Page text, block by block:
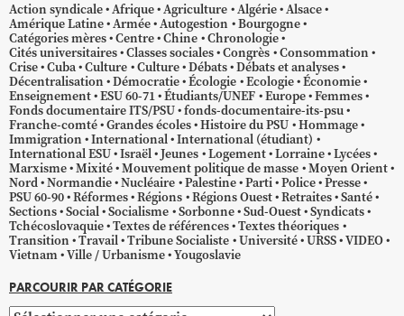
Action syndicale Afrique Agriculture Algérie Alsace
Amérique Latine Armée Autogestion
Bourgogne
Catégories mères Centre Chine Chronologie
Cités universitaires Classes sociales Congrès Consommation
Crise Cuba Culture Culture Débats Débats et analyses
Décentralisation Démocratie Écologie Ecologie Économie
Enseignement ESU 60-71 Étudiants/UNEF Europe Femmes
Fonds documentaire ITS/PSU fonds-documentaire-its-psu
Franche-comté Grandes écoles Histoire du PSU Hommage
Immigration International International (étudiant)
International ESU Israël Jeunes Logement Lorraine Lycées
Marxisme Mixité Mouvement politique de masse Moyen Orient
Nord Normandie Nucléaire Palestine Parti Police Presse
PSU 60-90 Réformes Régions Régions Ouest Retraites Santé
Sections Social Socialisme Sorbonne Sud-Ouest Syndicats
Tchécoslovaquie Textes de références Textes théoriques
Transition Travail Tribune Socialiste Université URSS VIDEO
Vietnam Ville / Urbanisme Yougoslavie
PARCOURIR PAR CATÉGORIE